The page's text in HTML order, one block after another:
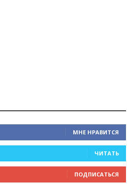
МНЕ НРАВИТСЯ
ЧИТАТЬ
ПОДПИСАТЬСЯ